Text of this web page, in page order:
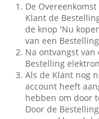
De
Klant de
de knop 'Nu
van een
Na ontvangst van
Bestelling
Als de Klant nog
account heeft
hebben om door
Door de